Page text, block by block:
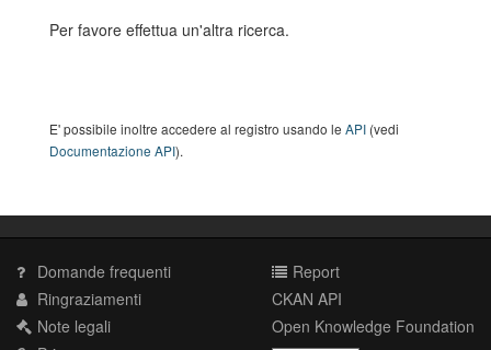
Per favore effettua un'altra ricerca.
E' possibile inoltre accedere al registro usando le API (vedi
Documentazione API).
Domande frequenti
Ringraziamenti
Note legali
Report
CKAN API
Open Knowledge Foundation